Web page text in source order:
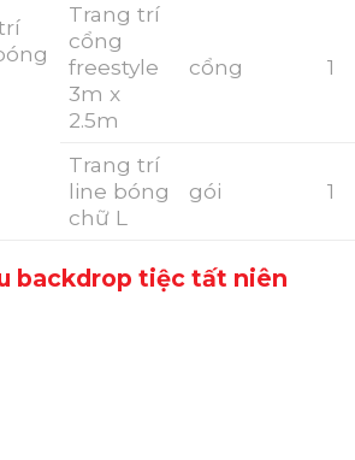
Trang trí
cổng
freestyle
3m x
2.5m
cổng 1
Trang trí
line bóng
chữ L
gói 1
backdrop tiệc tất niên